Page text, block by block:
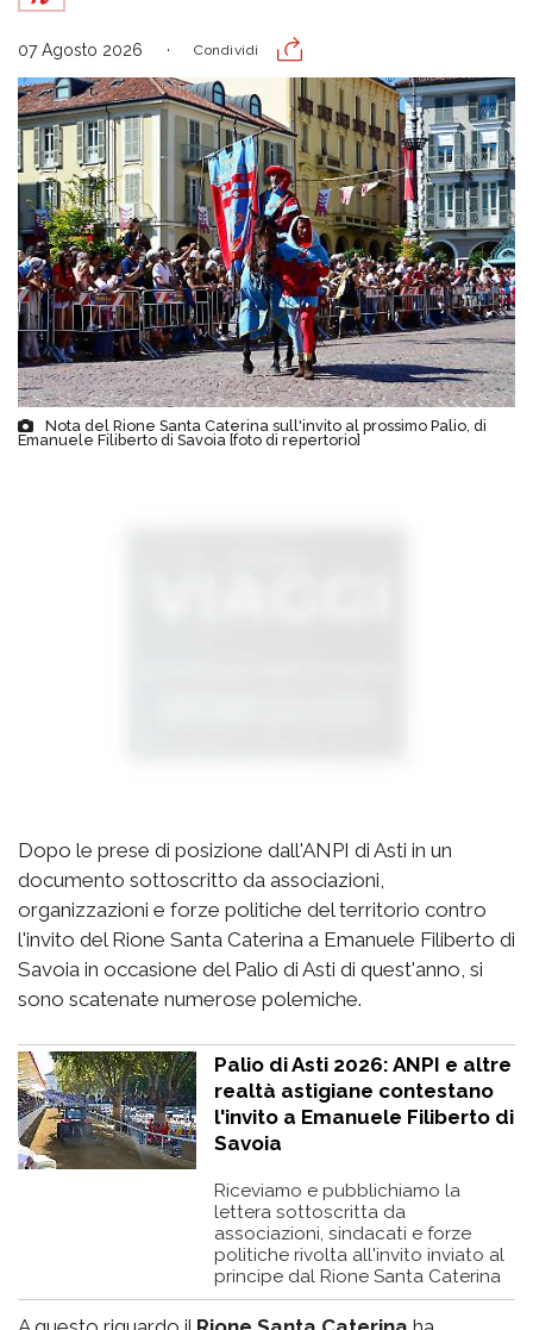
07 Agosto 2026 Condividi
Nota del Rione Santa Caterina sull'invito al prossimo Palio, di
Emanuele Filiberto di Savoia [foto di repertorio]
Dopo le prese di posizione dall'ANPI di Asti in un
documento sottoscritto da associazioni,
organizzazioni e forze politiche del territorio contro
l'invito del Rione Santa Caterina a Emanuele Filiberto di
Savoia in occasione del Palio di Asti di quest'anno, si
sono scatenate numerose polemiche.
Palio di Asti 2026: ANPI e altre
realtà astigiane contestano
l'invito a Emanuele Filiberto di
Savoia
Riceviamo e pubblichiamo la
lettera sottoscritta da
associazioni, sindacati e forze
politiche rivolta all'invito inviato al
principe dal Rione Santa Caterina